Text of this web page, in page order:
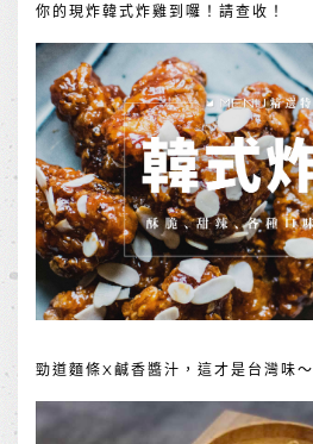
你的現炸韓式炸雞到囉！請查收！
勁道麵條X鹹香醬汁，這才是台灣味～